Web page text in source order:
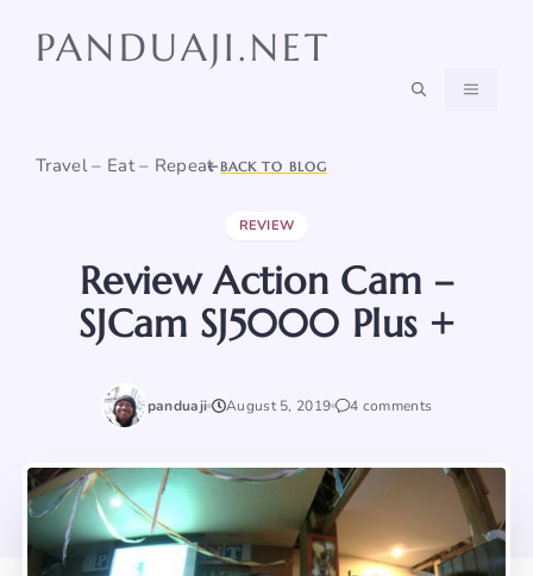
PANDUAJI.NET
Travel – Eat – Repeat
MENU
BACK TO BLOG
REVIEW
Review Action Cam –
SJCam SJ5000 Plus +
panduaji August 5, 2019 4 comments